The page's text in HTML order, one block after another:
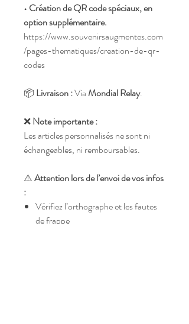
• Création de QR code spéciaux, en
option supplémentaire.
https://www.souvenirsaugmentes.com
/pages-thematiques/creation-de-qr-
codes
📦 Livraison :ViaMondial Relay.
❌Note importante :
Les articles personnalisés ne sont ni
échangeables, ni remboursables.
⚠️Attention lors de l’envoi de vos infos
:
Vérifiez l’orthographe et les fautes
de frappe